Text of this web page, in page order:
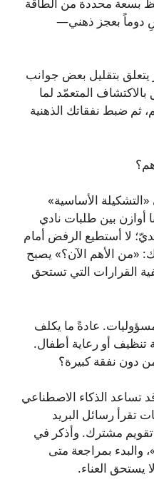
دوماً بعجز ذهني—
يتعلق بتقليل بعض جوانب
بالاكتشاف المتعمّد لما
ثم ضبط نفقاتك الذهنية
الأساسية»
أوازن بين طلبات نادي
لا أستطيع الرفض أمام
«من الأهم الآن؟» يصبح
القرارات التي تستحق
عادةً ما يكلف
أو رعاية أطفال.
دون نفقة كبيرة؟
قد تساعد الذكاء الاصطناعي
تقرأ رسائل البريد
تقويم مشترك. وأذكر في
والبدء بمراجعة متى
يستحق العناء.